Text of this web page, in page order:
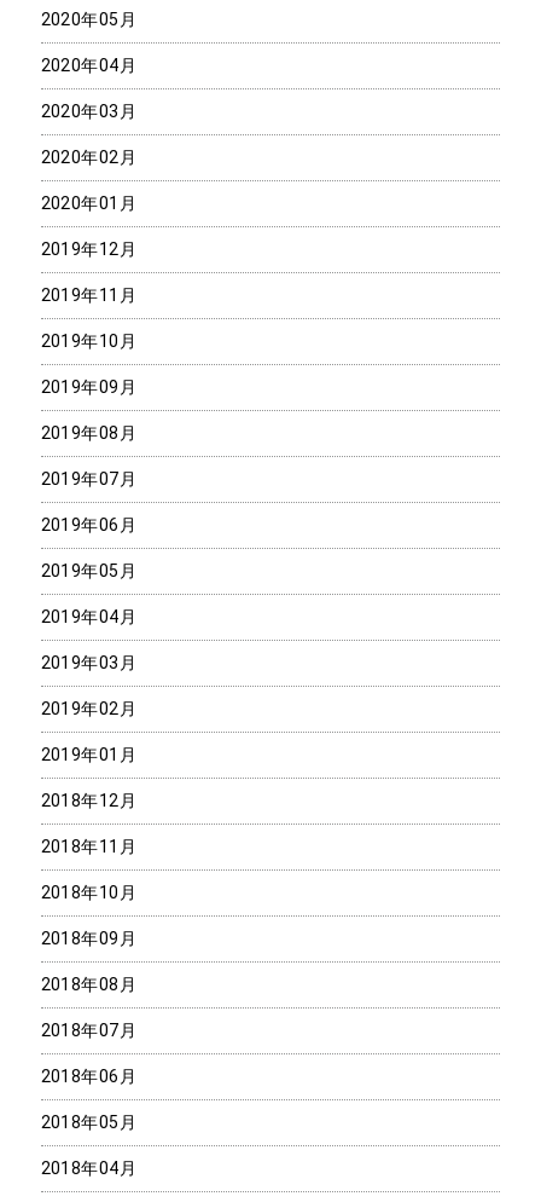
2020年05月
2020年04月
2020年03月
2020年02月
2020年01月
2019年12月
2019年11月
2019年10月
2019年09月
2019年08月
2019年07月
2019年06月
2019年05月
2019年04月
2019年03月
2019年02月
2019年01月
2018年12月
2018年11月
2018年10月
2018年09月
2018年08月
2018年07月
2018年06月
2018年05月
2018年04月